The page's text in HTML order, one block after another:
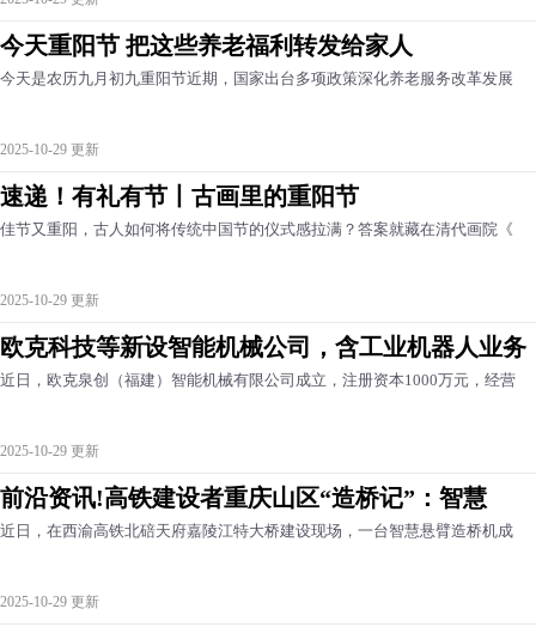
今天重阳节 把这些养老福利转发给家人
今天是农历九月初九重阳节近期，国家出台多项政策深化养老服务改革发展
2025-10-29 更新
速递！有礼有节丨古画里的重阳节
佳节又重阳，古人如何将传统中国节的仪式感拉满？答案就藏在清代画院《
2025-10-29 更新
欧克科技等新设智能机械公司，含工业机器人业务
近日，欧克泉创（福建）智能机械有限公司成立，注册资本1000万元，经营
2025-10-29 更新
前沿资讯!高铁建设者重庆山区“造桥记”：智慧
近日，在西渝高铁北碚天府嘉陵江特大桥建设现场，一台智慧悬臂造桥机成
2025-10-29 更新